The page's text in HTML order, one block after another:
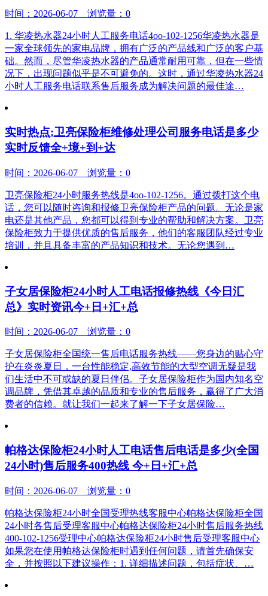
时间：2026-06-07 浏览量：0
1. 华凌热水器24小时人工服务电话4oo-102-1256华凌热水器是
一家全球领先的家电品牌，拥有广泛的产品线和广泛的客户基
础。然而，尽管华凌热水器的产品通常耐用可靠，但在一些情
况下，出现问题似乎是不可避免的。这时，通过华凌热水器24
小时人工服务电话联系售后服务成为解决问题的最佳途…
实时热点:卫亮保险柜维修处理公司服务电话是多少
实时反馈全+境+到+达
时间：2026-06-07 浏览量：0
卫亮保险柜24小时服务热线是4oo-102-1256。通过拨打这个电
话，您可以随时咨询和报修卫亮保险柜产品的问题。无论是家
电还是其他产品，您都可以得到专业的帮助和解决方案。卫亮
保险柜致力于提供优质的售后服务，他们的客服团队经过专业
培训，并且具备丰富的产品知识和技术。无论您遇到…
子女居保险柜24小时人工电话报修热线《今日汇
总》实时资讯今+日+汇+总
时间：2026-06-07 浏览量：0
子女居保险柜全国统一售后电话服务热线——您身边的贴心守
护在炎炎夏日，一台性能稳定,高效节能的大型空调无疑是我
们生活中不可或缺的夏日伴侣。子女居保险柜作为国内知名空
调品牌，凭借其卓越的品质和专业的售后服务，赢得了广大消
费者的信赖。就让我们一起来了解一下子女居保险…
帕格达保险柜24小时人工电话售后电话是多少(全国
24小时)售后服务400热线 今+日+汇+总
时间：2026-06-07 浏览量：0
帕格达保险柜24小时全国受理热线客服中心帕格达保险柜全国
24小时各售后受理客服中心帕格达保险柜24小时售后服务热线
400-102-1256受理中心帕格达保险柜24小时售后受理客服中心
如果您在使用帕格达保险柜时遇到任何问题，请首先确保安
全，并按照以下建议操作：1. 详细描述问题，包括症状、…